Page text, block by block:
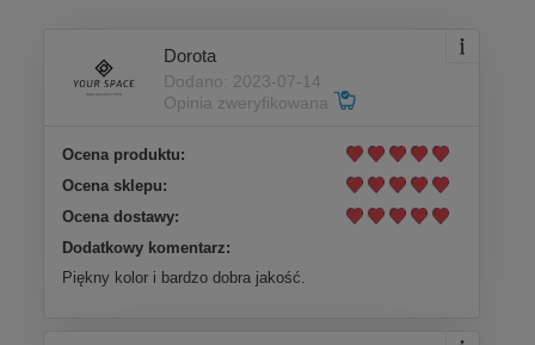
Dorota
Dodano: 2023-07-14
Opinia zweryfikowana
Ocena produktu:
Ocena sklepu:
Ocena dostawy:
Dodatkowy komentarz:
Piękny kolor i bardzo dobra jakość.